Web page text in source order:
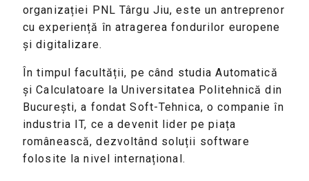
organizației PNL Târgu Jiu, este un antreprenor
cu experiență în atragerea fondurilor europene
și digitalizare.
În timpul facultății, pe când studia Automatică
și Calculatoare la Universitatea Politehnică din
București, a fondat Soft-Tehnica, o companie în
industria IT, ce a devenit lider pe piața
românească, dezvoltând soluții software
folosite la nivel internațional.